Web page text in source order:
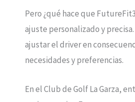
Pero ¿qué hace que
ajuste personalizado y
ajustar el driver en
necesidades y preferencias.
En el Club de Golf La Garza,